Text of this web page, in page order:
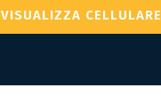
VISUALIZZA CELLULARE